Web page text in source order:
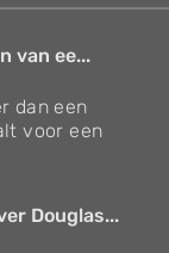
van ee...
dan een
voor een
Douglas...